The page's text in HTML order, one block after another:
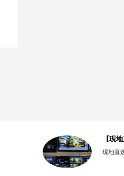
【現
現地直